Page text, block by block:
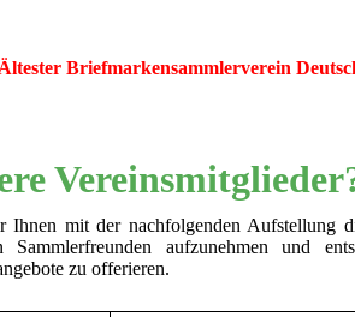
Ältester Briefmarkensammlerverein
mit der nachfolgenden Aufstellung
aufzunehmen und
zu offerieren.